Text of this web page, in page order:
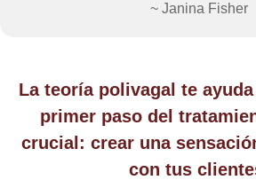
~ Janina Fisher
La teoría polivagal te
primer paso del
crucial: crear una
con tus